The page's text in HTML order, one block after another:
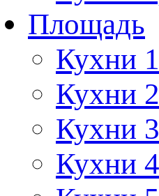
Площадь
Кухни
Кухни
Кухни
Кухни